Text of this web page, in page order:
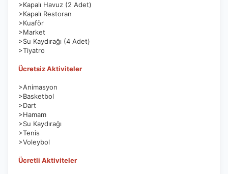
>Kapalı Havuz (2 Adet)
>Kapalı Restoran
>Kuaför
>Market
>Su Kaydırağı (4 Adet)
>Tiyatro
Ücretsiz Aktiviteler
>Animasyon
>Basketbol
>Dart
>Hamam
>Su Kaydırağı
>Tenis
>Voleybol
Ücretli Aktiviteler